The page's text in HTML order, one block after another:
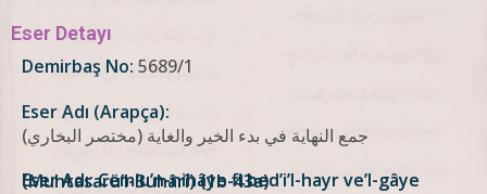
Eser Detayı
Demirbaş No: 5689/1
Eser Adı (Arapça):
جمع النهاية في بدء الخير والغاية (مختصر البخاري)
Eser Adı: Cemʻu’n-nihâye fi bed’i’l-hayr ve’l-gâye (Muhtasarü’l-Buhârî) (1b-43a)